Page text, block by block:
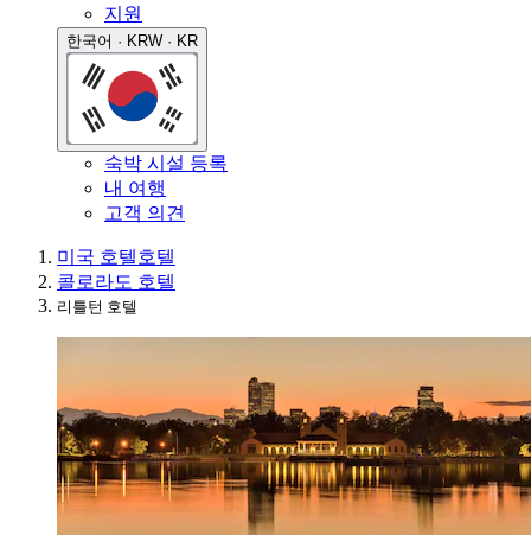
지원
한국어 · KRW · KR
숙박 시설 등록
내 여행
고객 의견
미국 호텔호텔
콜로라도 호텔
리틀턴 호텔